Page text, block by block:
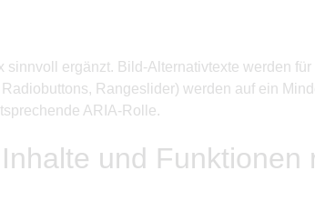
ergänzt. Bild-Alternativtexte werden
Rangeslider) werden auf ein
ARIA-Rolle.
und Funktionen